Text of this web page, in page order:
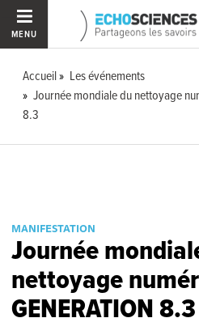
MENU
Accueil
Les événements
Journée mondiale du nettoyage
8.3
MANIFESTATION
Journée
nettoyage
GENERATION 8.3